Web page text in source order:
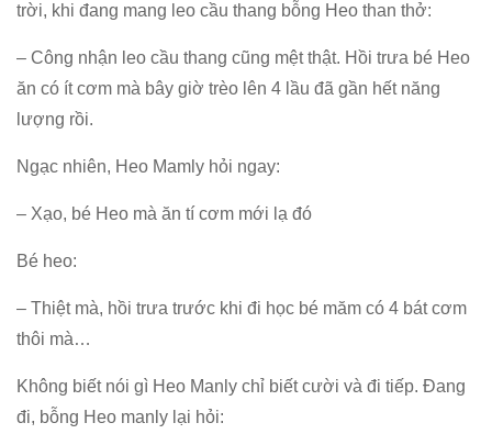
trời, khi đang mang leo cầu thang bỗng Heo than thở:
– Công nhận leo cầu thang cũng mệt thật. Hồi trưa bé Heo
ăn có ít cơm mà bây giờ trèo lên 4 lầu đã gần hết năng
lượng rồi.
Ngạc nhiên, Heo Mamly hỏi ngay:
– Xạo, bé Heo mà ăn tí cơm mới lạ đó
Bé heo:
– Thiệt mà, hồi trưa trước khi đi học bé măm có 4 bát cơm
thôi mà…
Không biết nói gì Heo Manly chỉ biết cười và đi tiếp. Đang
đi, bỗng Heo manly lại hỏi: